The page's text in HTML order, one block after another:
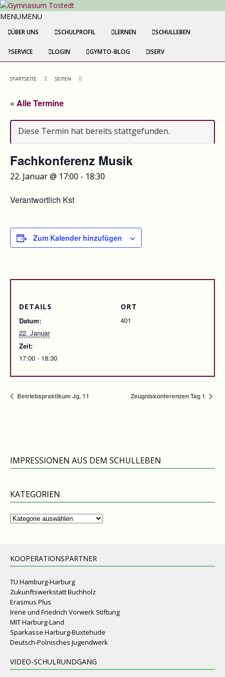
MENUMENU
ÜBER UNS SCHULPROFIL LERNEN SCHULLEBEN
SERVICE LOGIN GYMTO-BLOG ISERV
STARTSEITE SEITEN
« Alle Termine
Diese Termin hat bereits stattgefunden.
Fachkonferenz Musik
22. Januar @ 17:00 - 18:30
Verantwortlich Kst
Zum Kalender hinzufügen
DETAILS
Datum:
22. Januar
Zeit:
17:00 - 18:30
ORT
401
Betriebspraktikum Jg. 11 Zeugniskonferenzen Tag 1
IMPRESSIONEN AUS DEM SCHULLEBEN
KATEGORIEN
Kategorien
KOOPERATIONSPARTNER
TU Hamburg-Harburg
Zukunftswerkstatt Buchholz
Erasmus Plus
Irene und Friedrich Vorwerk Stiftung
MIT Harburg-Land
Sparkasse Harburg-Buxtehude
Deutsch-Polnisches Jugendwerk
VIDEO-SCHULRUNDGANG